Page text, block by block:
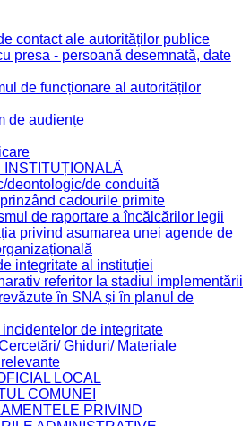
contact ale autorităților publice
presa - persoană desemnată, date
de funcționare al autorităților
de audiențe
INSTITUȚIONALĂ
deontologic/de conduită
cadourile primite
de raportare a încălcărilor legii
privind asumarea unei agende de
integritate al instituției
referitor la stadiul implementării
în SNA și în planul de
de integritate
Ghiduri/ Materiale
LOCAL
COMUNEI
PRIVIND